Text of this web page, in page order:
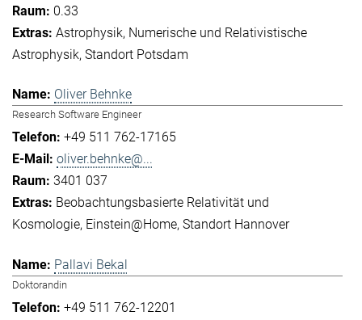
0.33
Astrophysik Numerische und Relativistische
Astrophysik Standort Potsdam
Oliver Behnke
Research Software Engineer
+49 511 762-17165
oliver.behnke@...
3401 037
Beobachtungsbasierte Relativität und
Kosmologie Einstein@Home Standort Hannover
Pallavi Bekal
Doktorandin
+49 511 762-12201